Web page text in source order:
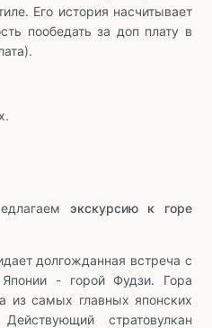
Его история насчитывает
пообедать за доп плату в
экскурсию к горе
долгожданная встреча с
- горой Фудзи. Гора
из самых главных японских
Действующий стратовулкан